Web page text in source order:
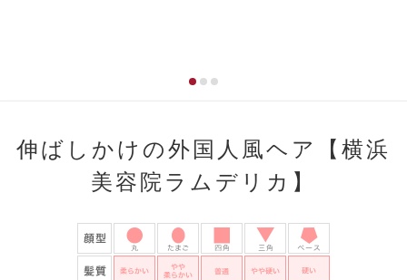
伸ばしかけの外国人風ヘア【横浜
美容院ラムデリカ】